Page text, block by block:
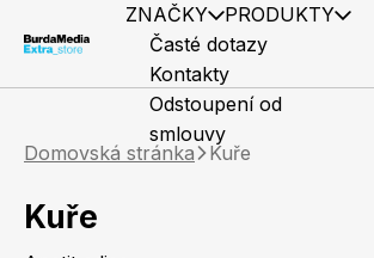
ZNAČKY PRODUKTY
Časté dotazy
Kontakty
Odstoupení od
smlouvy
Domovská stránka
Kuře
Kuře